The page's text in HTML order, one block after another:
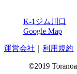
K-1ジム川口
Google Map
運営会社 利用規約
©2019